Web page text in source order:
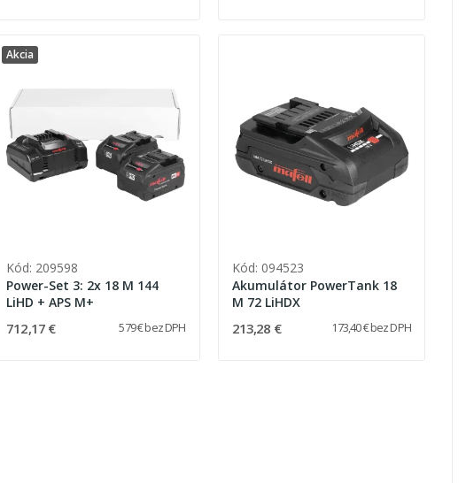
Akcia
Kód: 209598
Power-Set 3: 2x 18 M 144
LiHD + APS M+
712,17 € 579 € bez DPH
Kód: 094523
Akumulátor PowerTank 18
M 72 LiHDX
213,28 € 173,40 € bez DPH